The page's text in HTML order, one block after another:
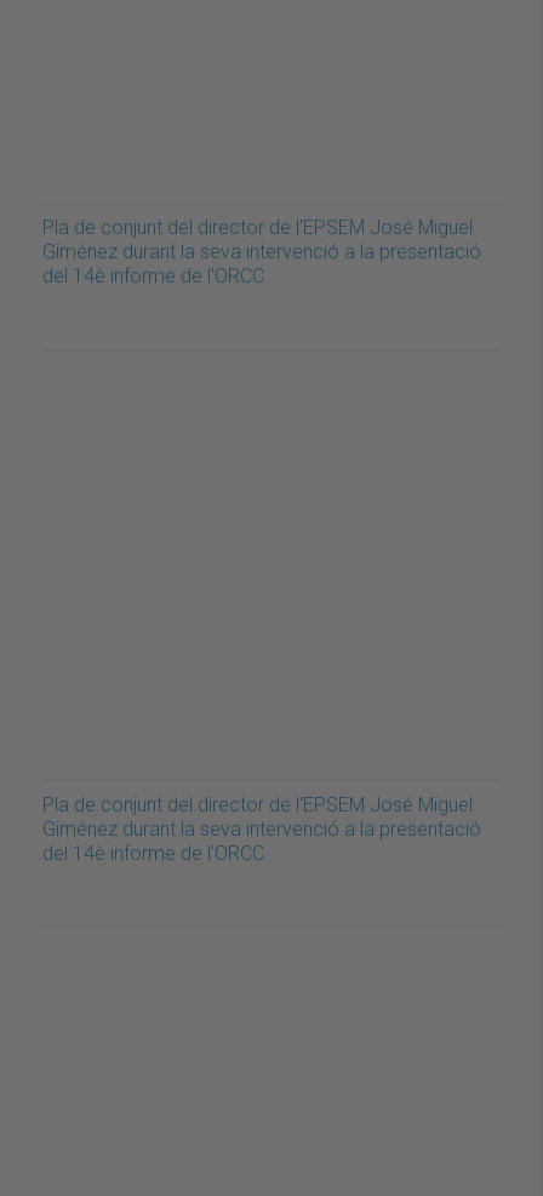
Pla de conjunt del director de l'EPSEM José Miguel
Giménez durant la seva intervenció a la presentació
del 14è informe de l'ORCC
Pla de conjunt del director de l'EPSEM José Miguel
Giménez durant la seva intervenció a la presentació
del 14è informe de l'ORCC